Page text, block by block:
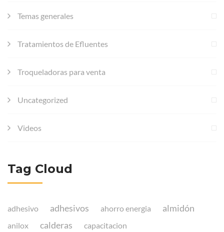
Temas generales
Tratamientos de Efluentes
Troqueladoras para venta
Uncategorized
Videos
Tag Cloud
adhesivo adhesivos ahorro energia almidón
anilox calderas capacitacion